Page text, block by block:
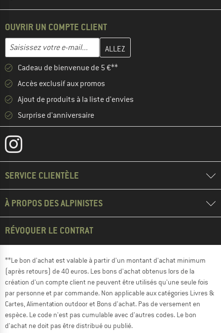
OUVRIR UN COMPTE CLIENT
Saisissez votre e-mail...
Entrez votre adresse e-mail ici et créez votre compte client à la
Cadeau de bienvenue de 5 €**
Accès exclusif aux promos
Ajout de produits à la liste d'envies
Surprise d'anniversaire
SERVICE CLIENTÈLE
À PROPOS DES ALPINISTES
RÉVOQUER LE CONTRAT
**Le bon d'achat est valable à partir d'un montant d'achat minimum
(après retours) de 40 euros. Les bons d'achat obtenus lors de la
création d'un compte client ne peuvent être utilisés qu'une seule fois
par personne et par commande. Non applicable aux catégories Livres &
Cartes, Alimentation outdoor et Bons d'achat. Pas de versement en
espèce. Le code n'est pas cumulable avec d'autres codes. Le bon
d'achat ne doit pas être distribué ou publié.